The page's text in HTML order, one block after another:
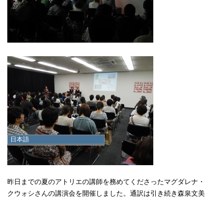
日本語
日本語
English
한국어
繁體中文
昨日までの夏のアトリエの講師を務めてくださったマグダレナ・
クウォシさんの講演会を開催しました。通訳は引き続き森泉文美